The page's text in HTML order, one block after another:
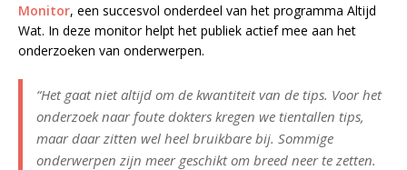
Monitor, een succesvol onderdeel van het programma Altijd
Wat. In deze monitor helpt het publiek actief mee aan het
onderzoeken van onderwerpen.
“Het gaat niet altijd om de kwantiteit van de tips. Voor het
onderzoek naar foute dokters kregen we tientallen tips,
maar daar zitten wel heel bruikbare bij. Sommige
onderwerpen zijn meer geschikt om breed neer te zetten.